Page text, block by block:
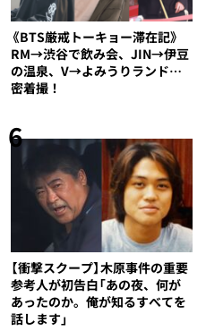
《BTS厳戒トーキョー滞在記》
RM→渋谷で飲み会、JIN→伊豆
の温泉、V→よみうりランド…
密着撮！
6
【衝撃スクープ】木原事件の重要
参考人が初告白「あの夜、何が
あったのか。俺が知るすべてを
話します」